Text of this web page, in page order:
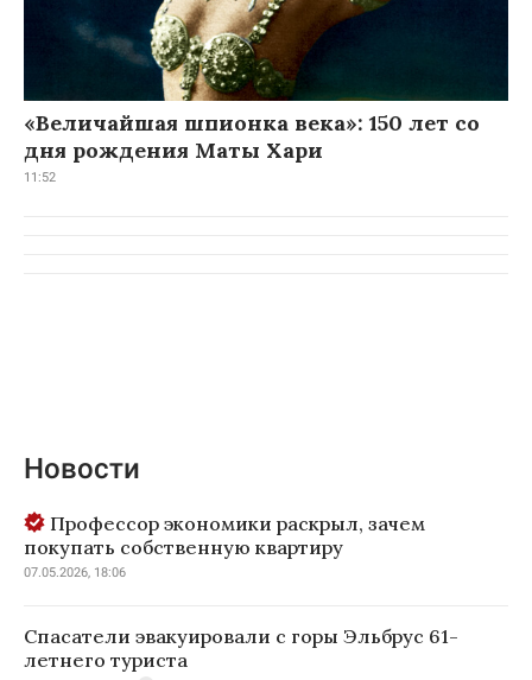
«Величайшая шпионка века»: 150 лет со
дня рождения Маты Хари
11:52
Новости
Профессор экономики раскрыл, зачем
покупать собственную квартиру
07.05.2026, 18:06
Спасатели эвакуировали с горы Эльбрус 61-
летнего туриста